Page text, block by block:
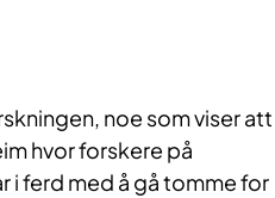
noe som viser att
hvor forskere på
i ferd med å gå tomme for